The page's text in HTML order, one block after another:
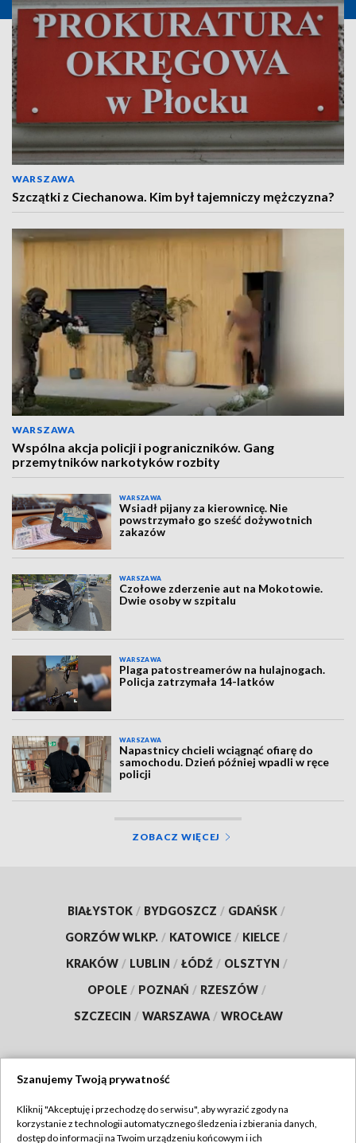
WARSZAWA
Szczątki z Ciechanowa. Kim był tajemniczy mężczyzna?
WARSZAWA
Wspólna akcja policji i pograniczników. Gang
przemytników narkotyków rozbity
WARSZAWA
Wsiadł pijany za kierownicę. Nie
powstrzymało go sześć dożywotnich
zakazów
WARSZAWA
Czołowe zderzenie aut na Mokotowie.
Dwie osoby w szpitalu
WARSZAWA
Plaga patostreamerów na hulajnogach.
Policja zatrzymała 14-latków
WARSZAWA
Napastnicy chcieli wciągnąć ofiarę do
samochodu. Dzień później wpadli w ręce
policji
ZOBACZ WIĘCEJ
BIAŁYSTOK / BYDGOSZCZ / GDAŃSK /
GORZÓW WLKP. / KATOWICE / KIELCE /
KRAKÓW / LUBLIN / ŁÓDŹ / OLSZTYN /
OPOLE / POZNAŃ / RZESZÓW /
SZCZECIN / WARSZAWA / WROCŁAW
TVP
Szanujemy Twoją prywatność
Kliknij "Akceptuję i przechodzę do serwisu", aby wyrazić zgody na
korzystanie z technologii automatycznego śledzenia i zbierania danych,
dostęp do informacji na Twoim urządzeniu końcowym i ich